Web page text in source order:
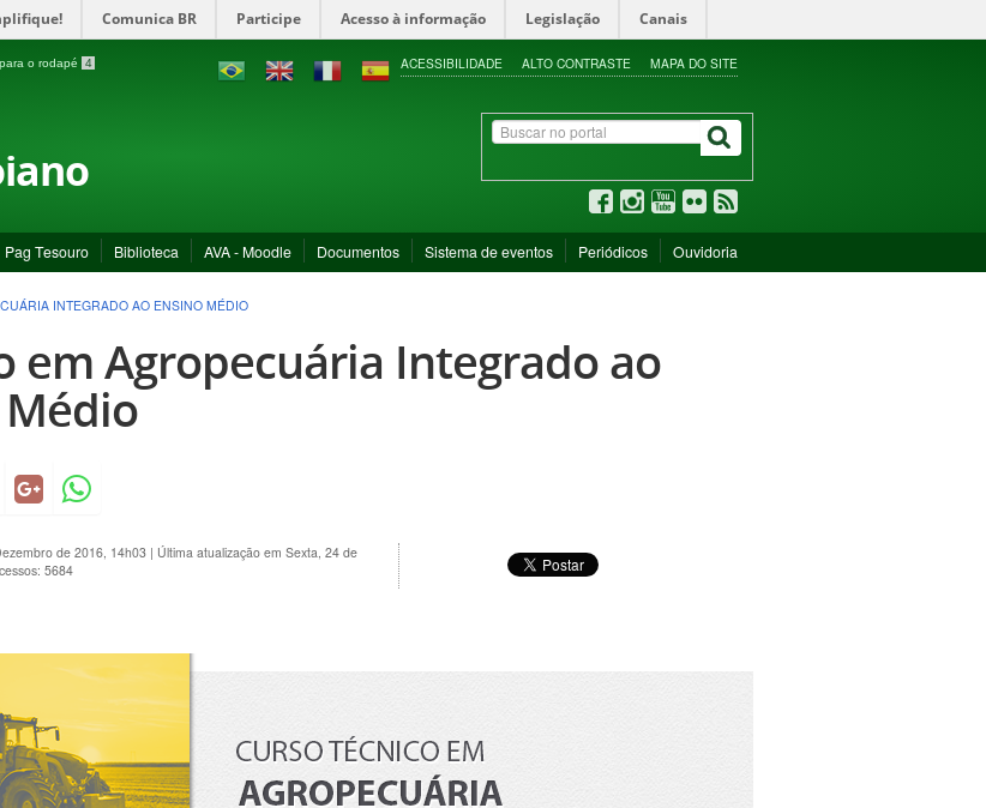
Comunica BR Participe Acesso à informação Legislação Canais
o rodapé 4 ACESSIBILIDADE ALTO CONTRASTE MAPA DO SITE
Pag Tesouro Biblioteca AVA - Moodle Documentos Sistema de eventos Periódicos Ouvidoria
INTEGRADO AO ENSINO MÉDIO
em Agropecuária Integrado ao
de 2016, 14h03 | Última atualização em Sexta, 24 de
5684